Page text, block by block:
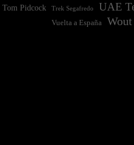
Tom Pidcock Trek Segafredo UAE
Vuelta a España